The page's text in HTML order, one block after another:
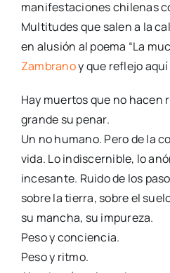
manifestaciones chilenas
Multitudes que salen a la
en alusión al poema “La
Zambranoy que reflejo
Hay muertos que no hacen
grande su penar.
Un no humano. Pero de la
vida. Lo indiscernible, lo
incesante. Ruido de los
sobre la tierra, sobre el
su mancha, su impureza.
Peso y conciencia.
Peso y ritmo.